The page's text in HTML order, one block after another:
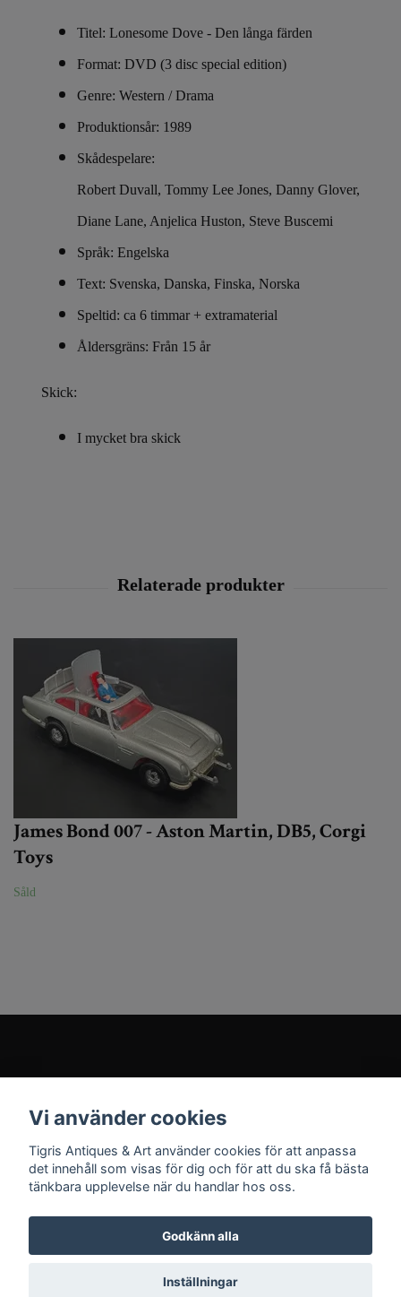
Titel: Lonesome Dove - Den långa färden
Format: DVD (3 disc special edition)
Genre: Western / Drama
Produktionsår: 1989
Skådespelare:
Robert Duvall, Tommy Lee Jones, Danny Glover,
Diane Lane, Anjelica Huston, Steve Buscemi
Språk: Engelska
Text: Svenska, Danska, Finska, Norska
Speltid: ca 6 timmar + extramaterial
Åldersgräns: Från 15 år
Skick:
I mycket bra skick
James Bond 007 - Aston Martin, DB5, Corgi
Toys
Såld
Sociala medier
© 2026 Tigris Antiques & Art
Vi använder cookies
Tigris Antiques & Art använder cookies för att anpassa
det innehåll som visas för dig och för att du ska få bästa
tänkbara upplevelse när du handlar hos oss.
Godkänn alla
Inställningar